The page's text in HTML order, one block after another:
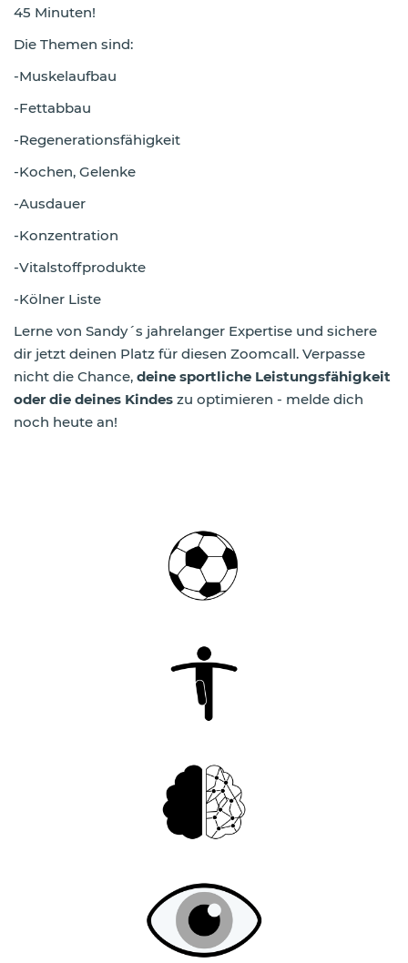
45 Minuten!
Die Themen sind:
-Muskelaufbau
-Fettabbau
-Regenerationsfähigkeit
-Kochen, Gelenke
-Ausdauer
-Konzentration
-Vitalstoffprodukte
-Kölner Liste
Lerne von Sandy´s jahrelanger Expertise und sichere
dir jetzt deinen Platz für diesen Zoomcall. Verpasse
nicht die Chance, deine sportliche Leistungsfähigkeit
oder die deines Kindes zu optimieren - melde dich
noch heute an!